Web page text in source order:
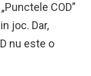
COD”
joc. Dar,
nu este o